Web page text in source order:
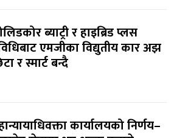
ब्याट्री र हाइब्रिड प्लस
एमजीका विद्युतीय कार अझ
र स्मार्ट बन्दै
कार्यालयको निर्णय–